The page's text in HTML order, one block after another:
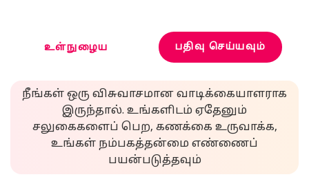
உள்நுழைய பதிவு செய்யவும்
நீங்கள் ஒரு விசுவாசமான வாடிக்கையாளராக
இருந்தால். உங்களிடம் ஏதேனும்
சலுகைகளைப் பெற, கணக்கை உருவாக்க,
உங்கள் நம்பகத்தன்மை எண்ணைப்
பயன்படுத்தவும்